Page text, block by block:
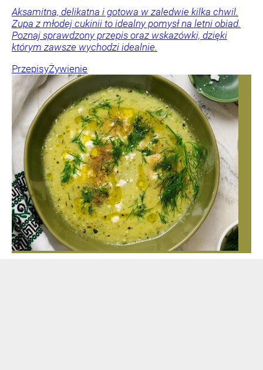
Aksamitna, delikatna i gotowa w zaledwie kilka chwil.
Zupa z młodej cukinii to idealny pomysł na letni obiad.
Poznaj sprawdzony przepis oraz wskazówki, dzięki
którym zawsze wychodzi idealnie.
PrzepisyŻywienie